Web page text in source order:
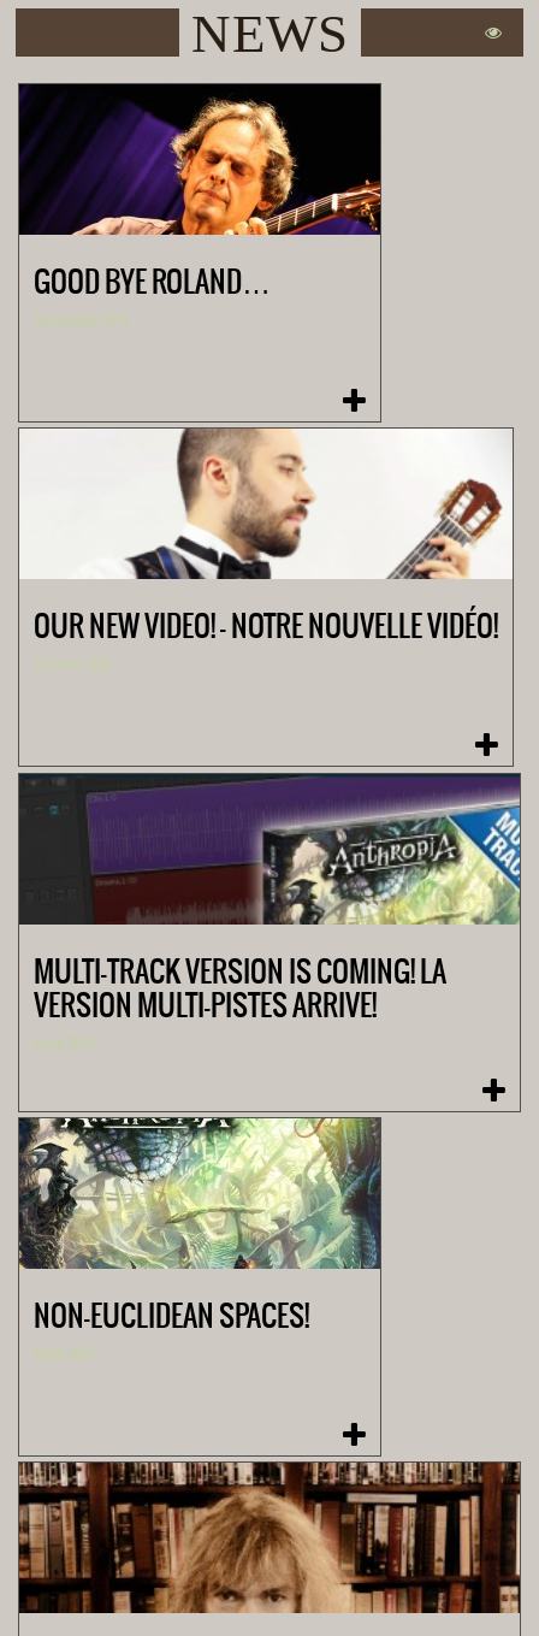
NEWS
GOOD BYE ROLAND…
6 novembre 2016
OUR NEW VIDEO! – NOTRE NOUVELLE VIDÉO!
16 février 2016
MULTI-TRACK VERSION IS COMING! LA
VERSION MULTI-PISTES ARRIVE!
4 juin 2015
NON-EUCLIDEAN SPACES!
4 juin 2015